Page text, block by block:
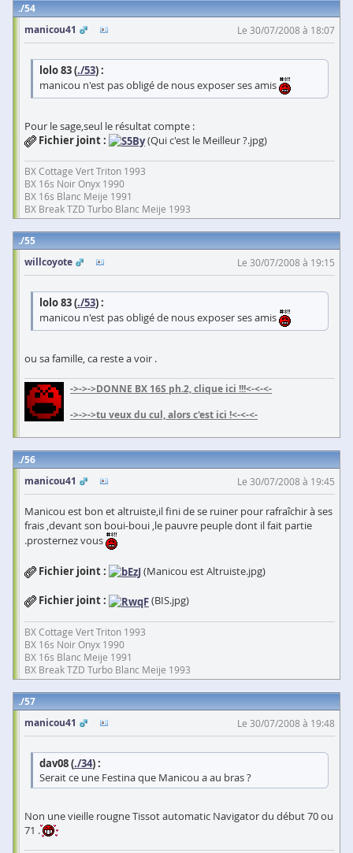
54
manicou41
Le 30/07/2008 à 18:07
lolo 83 (./53) :
manicou n'est pas obligé de nous exposer ses amis
Pour le sage,seul le résultat compte :
Fichier joint :
(Qui c'est le Meilleur ?.jpg)
BX Cottage Vert Triton 1993
BX 16s Noir Onyx 1990
BX 16s Blanc Meije 1991
BX Break TZD Turbo Blanc Meije 1993
55
willcoyote
Le 30/07/2008 à 19:15
lolo 83 (./53) :
manicou n'est pas obligé de nous exposer ses amis
ou sa famille, ca reste a voir .
->->->DONNE BX 16S ph.2, clique ici !!!<-<-<-
->->->tu veux du cul, alors c'est ici !<-<-<-
56
manicou41
Le 30/07/2008 à 19:45
Manicou est bon et altruiste,il fini de se ruiner pour rafraîchir à ses
frais ,devant son boui-boui ,le pauvre peuple dont il fait partie
.prosternez vous
Fichier joint : (Manicou est Altruiste.jpg)
Fichier joint : (BIS.jpg)
BX Cottage Vert Triton 1993
BX 16s Noir Onyx 1990
BX 16s Blanc Meije 1991
BX Break TZD Turbo Blanc Meije 1993
57
manicou41
Le 30/07/2008 à 19:48
dav08 (./34) :
Serait ce une Festina que Manicou a au bras ?
Non une vieille rougne Tissot automatic Navigator du début 70 ou
71 .